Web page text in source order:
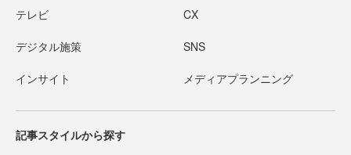
テレビ CX
デジタル施策 SNS
インサイト メディアプランニング
記事スタイルから探す